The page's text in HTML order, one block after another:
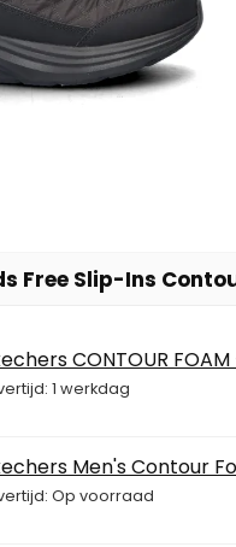
Free Slip-Ins
CONTOUR
1 werkdag
Men's Contour
Op voorraad